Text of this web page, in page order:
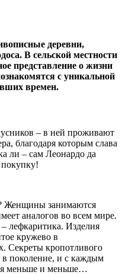
деревни,
В сельской местности
представление о жизни
с уникальной
времен.
– в ней проживают
благодаря которым слава
ли – сам Леонардо да
Женщины занимаются
аналогов во всем мире.
лефкаритика. Изделия
кружево в
Секреты кропотливого
в поколение, и с каждым
меньше и меньше…